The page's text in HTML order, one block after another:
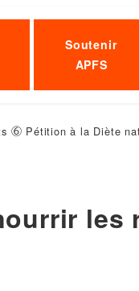
Soutenir
APFS
⑥ Pétition à la Diète
les